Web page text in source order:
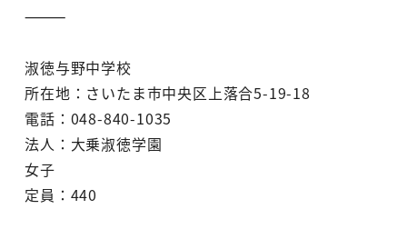
⸻
淑徳与野中学校
所在地：さいたま市中央区上落合5-19-18
電話：048-840-1035
法人：大乗淑徳学園
女子
定員：440